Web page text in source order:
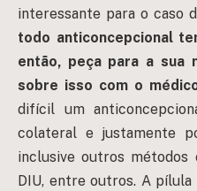
interessante para o caso
todo anticoncepcional
então, peça para a sua
sobre isso com o
difícil um
colateral e justamente
inclusive outros
DIU, entre outros. A